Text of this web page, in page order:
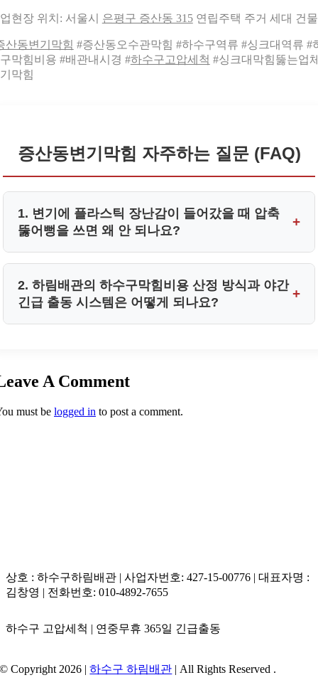
현장 위치: 서울시 은평구 증산동 315연립주택 주거 세대 건물
산동변기막힘 #증산동오수관막힘 #하수구역류 #싱크대역류 #
막힘비용 #배관내시경 #하수구고압세척 #싱크대막힘뚫는업
막힘
증산동변기막힘 자주하는 질문 (FAQ)
1. 변기에 플라스틱 장난감이 들어갔을 때 압축
뚫어뻥을 쓰면 왜 안 되나요?
+
플라스틱 고형물은 물에 분해되지 않으므로 S자 트랩의
급회전 구간이나 좁아지는 통로에 걸리기 쉽습니다.
2. 하림배관의 하수구막힘비용 산정 방식과 야간
긴급 출동 시스템은 어떻게 되나요?
+
비용은 고성능 배관내시경 진단 장비로 내부 관로 상태를
A Comment
must be logged in to post a comment.
상호 : 하수구하림배관 | 사업자번호: 427-15-00776 | 대표자명 :
김창영 | 전화번호: 010-4892-7655
하수구 고압세척 | 연중무휴 365일 긴급출동
© Copyright 2026 |하수구 하림배관 | All Rights Reserved .